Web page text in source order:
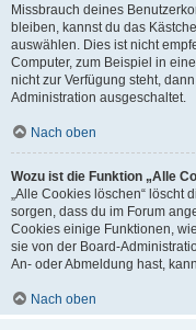
Missbrauch deines
bleiben, kannst du das
auswählen. Dies ist nicht
Computer, zum Beispiel in
nicht zur Verfügung steht,
Administration ausgeschaltet.
Nach oben
Wozu ist die Funktion „Alle
„Alle Cookies löschen“ löscht
sorgen, dass du im Forum
Cookies einige Funktionen,
sie von der Board-
An- oder Abmeldung hast,
Nach oben